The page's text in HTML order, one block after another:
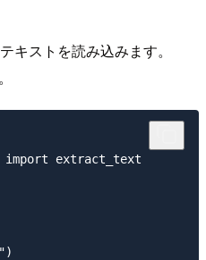
キストを読み込みます。
import extract_text